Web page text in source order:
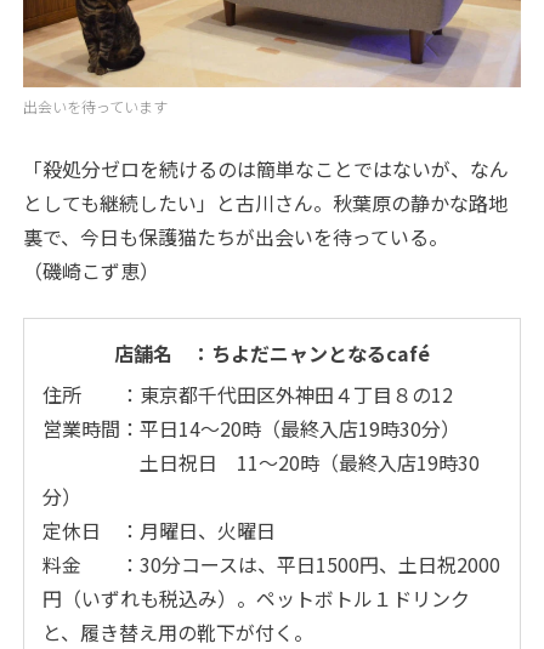
出会いを待っています
「殺処分ゼロを続けるのは簡単なことではないが、なん
としても継続したい」と古川さん。秋葉原の静かな路地
裏で、今日も保護猫たちが出会いを待っている。
（磯崎こず恵）
店舗名 ：ちよだニャンとなるcafé
住所 ：東京都千代田区外神田４丁目８の12
営業時間：平日14～20時（最終入店19時30分）
土日祝日 11～20時（最終入店19時30
分）
定休日 ：月曜日、火曜日
料金 ：30分コースは、平日1500円、土日祝2000
円（いずれも税込み）。ペットボトル１ドリンク
と、履き替え用の靴下が付く。